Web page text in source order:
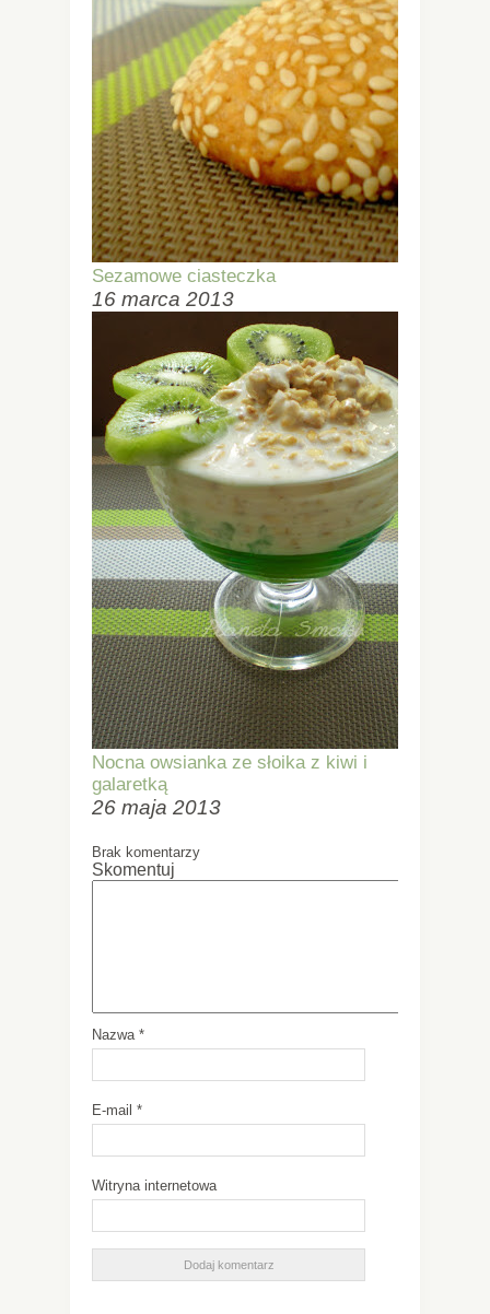
Sezamowe ciasteczka
16 marca 2013
Nocna owsianka ze słoika z kiwi i
galaretką
26 maja 2013
Brak komentarzy
Skomentuj
Nazwa *
E-mail *
Witryna internetowa